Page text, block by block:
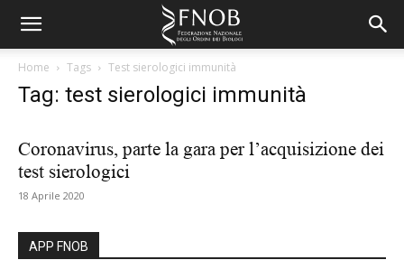
Home Tags Test sierologici immunità
Tag: test sierologici immunità
Coronavirus, parte la gara per l’acquisizione dei
test sierologici
18 Aprile 2020
APP FNOB